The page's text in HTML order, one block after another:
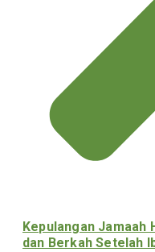
Kepulangan Jamaah
dan Berkah Setelah